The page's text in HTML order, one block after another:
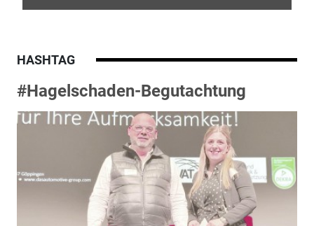
HASHTAG
#Hagelschaden-Begutachtung